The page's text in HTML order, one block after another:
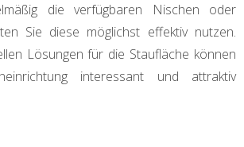
die verfügbaren Nischen oder
Sie diese möglichst effektiv nutzen.
Lösungen für die Staufläche können
interessant und attraktiv